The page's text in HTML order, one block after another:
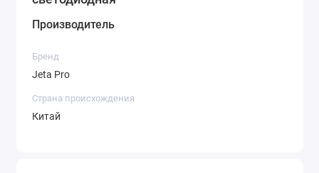
Производитель
Бренд
Jeta Pro
Страна происхождения
Китай